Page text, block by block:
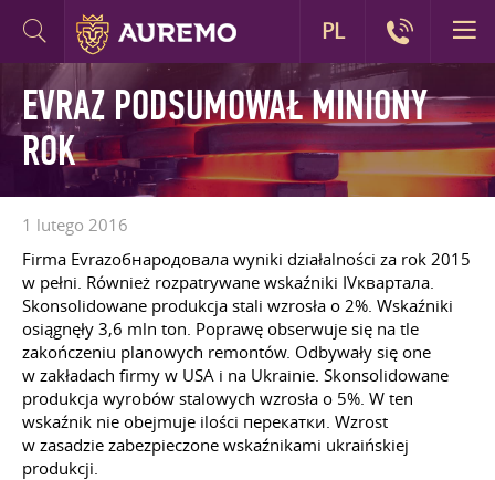
EVRAZ PODSUMOWAŁ MINIONY
ROK
1 lutego 2016
Firma Evrazобнародовала wyniki działalności za rok 2015
w pełni. Również rozpatrywane wskaźniki IVквартала.
Skonsolidowane produkcja stali wzrosła o 2%. Wskaźniki
osiągnęły 3,6 mln ton. Poprawę obserwuje się na tle
zakończeniu planowych remontów. Odbywały się one
w zakładach firmy w USA i na Ukrainie. Skonsolidowane
produkcja wyrobów stalowych wzrosła o 5%. W ten
wskaźnik nie obejmuje ilości перекатки. Wzrost
w zasadzie zabezpieczone wskaźnikami ukraińskiej
produkcji.
PL